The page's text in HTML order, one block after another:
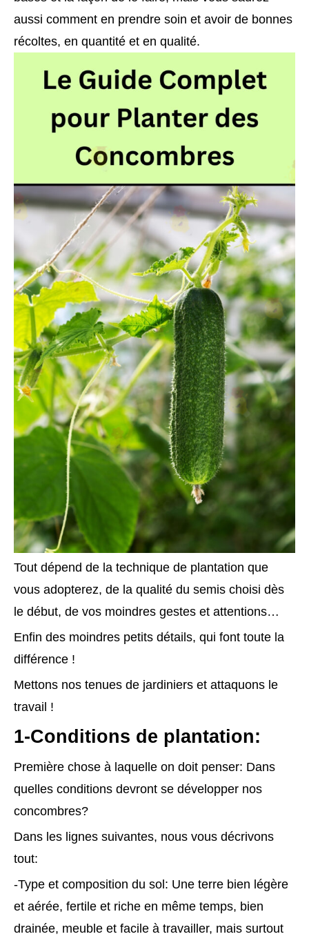
aussi comment en prendre soin et avoir de bonnes
récoltes, en quantité et en qualité.
Tout dépend de la technique de plantation que
vous adopterez, de la qualité du semis choisi dès
le début, de vos moindres gestes et attentions…
Enfin des moindres petits détails, qui font toute la
différence !
Mettons nos tenues de jardiniers et attaquons le
travail !
1-Conditions de plantation:
Première chose à laquelle on doit penser: Dans
quelles conditions devront se développer nos
concombres?
Dans les lignes suivantes, nous vous décrivons
tout:
-Type et composition du sol: Une terre bien légère
et aérée, fertile et riche en même temps, bien
drainée, meuble et facile à travailler, mais surtout